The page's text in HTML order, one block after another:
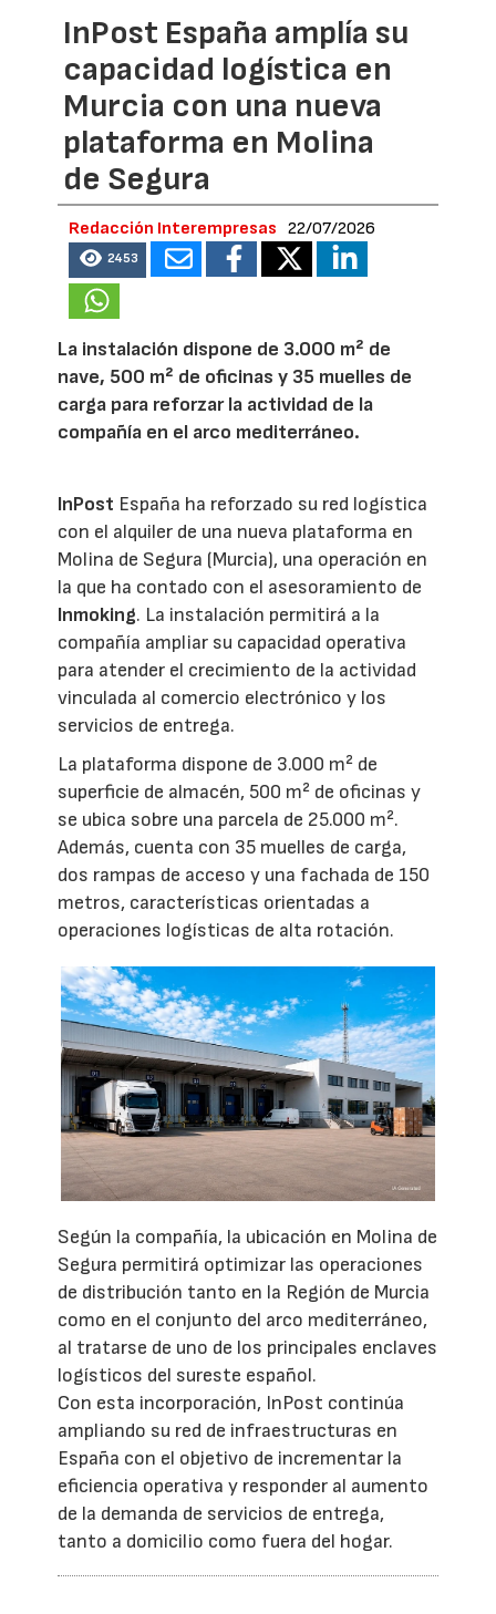
InPost España amplía su
capacidad logística en
Murcia con una nueva
plataforma en Molina
de Segura
Redacción Interempresas 22/07/2026
2453
La instalación dispone de 3.000 m² de
nave, 500 m² de oficinas y 35 muelles de
carga para reforzar la actividad de la
compañía en el arco mediterráneo.
InPost España ha reforzado su red logística
con el alquiler de una nueva plataforma en
Molina de Segura (Murcia), una operación en
la que ha contado con el asesoramiento de
Inmoking. La instalación permitirá a la
compañía ampliar su capacidad operativa
para atender el crecimiento de la actividad
vinculada al comercio electrónico y los
servicios de entrega.
La plataforma dispone de 3.000 m² de
superficie de almacén, 500 m² de oficinas y
se ubica sobre una parcela de 25.000 m².
Además, cuenta con 35 muelles de carga,
dos rampas de acceso y una fachada de 150
metros, características orientadas a
operaciones logísticas de alta rotación.
Según la compañía, la ubicación en Molina de
Segura permitirá optimizar las operaciones
de distribución tanto en la Región de Murcia
como en el conjunto del arco mediterráneo,
al tratarse de uno de los principales enclaves
logísticos del sureste español.
Con esta incorporación, InPost continúa
ampliando su red de infraestructuras en
España con el objetivo de incrementar la
eficiencia operativa y responder al aumento
de la demanda de servicios de entrega,
tanto a domicilio como fuera del hogar.